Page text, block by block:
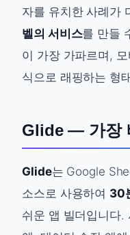
자를 유치한 사례가
벨의 서비스를 만들
이 가장 가파르며,
식으로 래핑하는 형
Glide — 가장
Glide는 Google
소스로 사용하여 30
쉬운 앱 빌더입니다.